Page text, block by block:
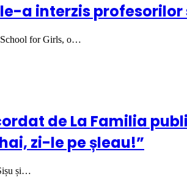
a interzis
School for Girls, o…
de La Familia
zi-le pe șleau!”
și…